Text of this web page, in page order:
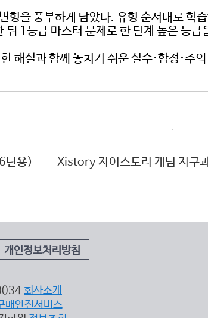
형을 풍부하게 담았다. 유형 순서대로 학
1등급 마스터 문제로 한 단계 높은 등급
해설과 함께 놓치기 쉬운 실수·함정·주
년용) Xistory 자이스토리 개념 지구
개인정보처리방침
회사소개
매안전서비스